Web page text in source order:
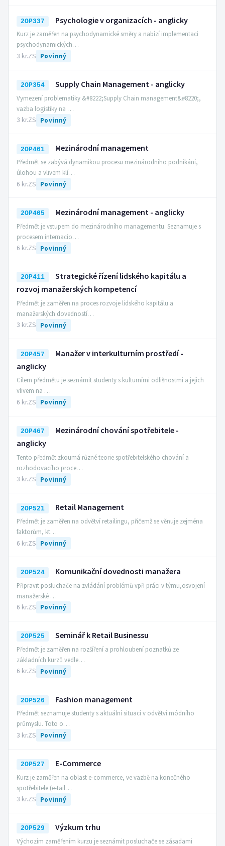
2OP337 Psychologie v organizacích - anglicky
Kurz je zaměřen na psychodynamické směry a nabízí implementaci
psychodynamických…
3 kr.ZS Povinný
2OP354 Supply Chain Management - anglicky
Vymezení problematiky &#8222;Supply Chain management&#8220;,
vazba logistiky na …
3 kr.ZS Povinný
2OP401 Mezinárodní management
Předmět se zabývá dynamikou procesu mezinárodního podnikání,
úlohou a vlivem klí…
6 kr.ZS Povinný
2OP405 Mezinárodní management - anglicky
Předmět je vstupem do mezinárodního managementu. Seznamuje s
procesem internacio…
6 kr.ZS Povinný
2OP411
Strategické řízení lidského kapitálu a
rozvoj manažerských kompetencí
Předmět je zaměřen na proces rozvoje lidského kapitálu a
manažerských dovedností…
3 kr.ZS Povinný
2OP457
Manažer v interkulturním prostředí -
anglicky
Cílem předmětu je seznámit studenty s kulturními odlišnostmi a jejich
vlivem na …
6 kr.ZS Povinný
2OP467
Mezinárodní chování spotřebitele -
anglicky
Tento předmět zkoumá různé teorie spotřebitelského chování a
rozhodovacího proce…
3 kr.ZS Povinný
2OP521 Retail Management
Předmět je zaměřen na odvětví retailingu, přičemž se věnuje zejména
faktorům, kt…
6 kr.ZS Povinný
2OP524 Komunikační dovednosti manažera
Připravit posluchače na zvládání problémů vpři práci v týmu,osvojení
manažerské …
6 kr.ZS Povinný
2OP525 Seminář k Retail Businessu
Předmět je zaměřen na rozšíření a prohloubení poznatků ze
základních kurzů vedle…
6 kr.ZS Povinný
2OP526 Fashion management
Předmět seznamuje studenty s aktuální situací v odvětví módního
průmyslu. Toto o…
3 kr.ZS Povinný
2OP527 E-Commerce
Kurz je zaměřen na oblast e-commerce, ve vazbě na konečného
spotřebitele (e-tail…
3 kr.ZS Povinný
2OP529 Výzkum trhu
Výchozím zaměřením kurzu je seznámit posluchače se zásadami